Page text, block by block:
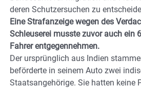
deren Schutzersuchen zu
Eine Strafanzeige wegen des
Schleuserei musste zuvor auch ein
Fahrer entgegennehmen.
Der ursprünglich aus Indien
beförderte in seinem Auto zwei
Staatsangehörige. Sie hatten keine